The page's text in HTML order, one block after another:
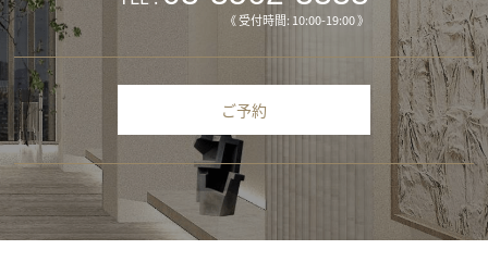
《 受付時間: 10:00-19:00 》
ご予約